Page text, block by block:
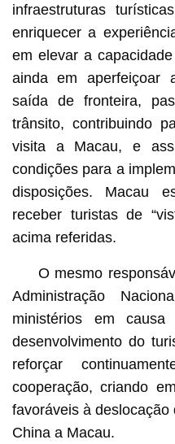
infraestruturas
enriquecer a
em elevar a
ainda em aperfeiçoar
saída de fronteira,
trânsito, contribuindo
visita a Macau, e
condições para a
disposições. Macau
receber turistas de
acima referidas.
O mesmo
Administração
ministérios em
desenvolvimento do
reforçar
cooperação, criando
favoráveis à
China a Macau.